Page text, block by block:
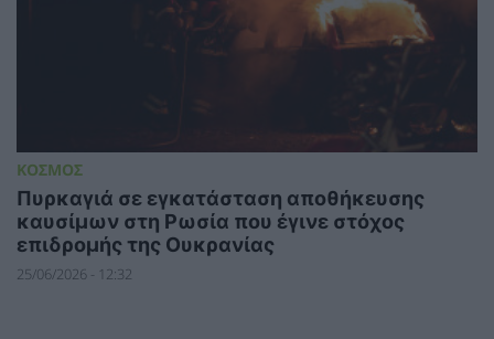
ΚΟΣΜΟΣ
Πυρκαγιά σε εγκατάσταση αποθήκευσης
καυσίμων στη Ρωσία που έγινε στόχος
επιδρομής της Ουκρανίας
25/06/2026 - 12:32